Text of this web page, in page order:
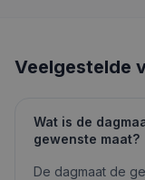
Veelgestelde
Wat is de
gewenste maat?
De dagmaat de